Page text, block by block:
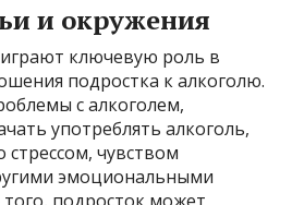
и окружения
ключевую роль в
подростка к алкоголю.
с алкоголем,
употреблять алкоголь,
стрессом, чувством
эмоциональными